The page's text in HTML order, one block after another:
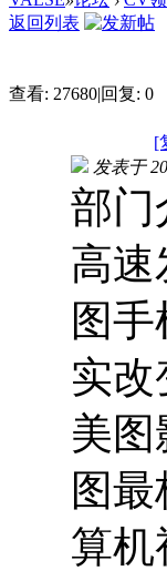
返回列表
查看: 27680|回复: 0
[
发表于
部门
高速
图
实改
美
图
算机